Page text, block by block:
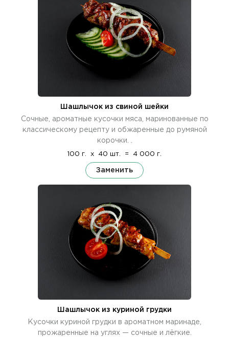
Шашлычок из свиной шейки
Сочные, ароматные кусочки мяса, маринованные по
классическому рецепту и обжаренные до румяной
корочки. .
100 г. x 40 шт. = 4 000 г.
Заменить
Шашлычок из куриной грудки
Кусочки куриной грудки в ароматном маринаде,
прожаренные на углях — сочные и лёгкие.